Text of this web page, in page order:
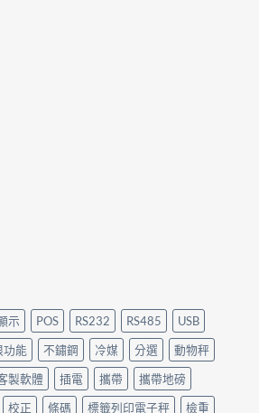
示 POS RS232 RS485
USB
功能 不鏽鋼 冷媒 分選
動物秤
製軟體 插電 攜帶
攜帶地磅
校正 條碼 標籤列印電子秤 檢重